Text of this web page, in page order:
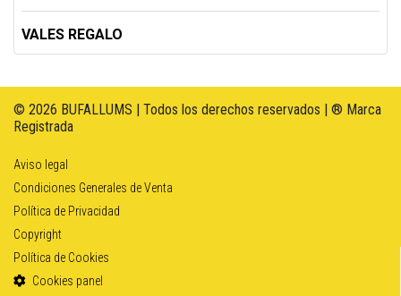
VALES REGALO
© 2026 BUFALLUMS | Todos los derechos reservados | ® Marca
Registrada
Aviso legal
Condiciones Generales de Venta
Política de Privacidad
Copyright
Política de Cookies
Cookies panel